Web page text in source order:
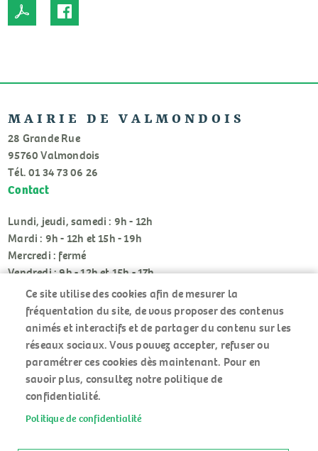
MAIRIE DE VALMONDOIS
28 Grande Rue
95760 Valmondois
Tél. 01 34 73 06 26
Contact
Lundi, jeudi, samedi : 9h - 12h
Mardi : 9h - 12h et 15h - 19h
Mercredi : fermé
Vendredi : 9h - 12h et 15h - 17h
RÉSEAUX
SOCIAUX
MENU
PIED
ACCUEIL
Ce site utilise des cookies afin de mesurer la
fréquentation du site, de vous proposer des contenus
animés et interactifs et de partager du contenu sur les
réseaux sociaux. Vous pouvez accepter, refuser ou
paramétrer ces cookies dès maintenant. Pour en
savoir plus, consultez notre politique de
confidentialité.
Politique de confidentialité